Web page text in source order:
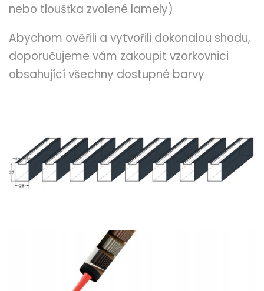
nebo tloušťka zvolené lamely)
Abychom ověřili a vytvořili dokonalou shodu,
doporučujeme vám zakoupit vzorkovnici
obsahující všechny dostupné barvy